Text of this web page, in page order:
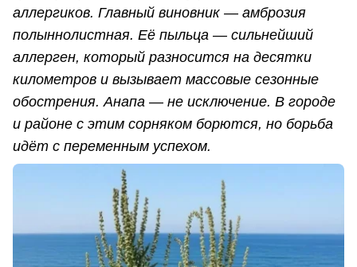
аллергиков. Главный виновник — амброзия
полыннолистная. Её пыльца — сильнейший
аллерген, который разносится на десятки
километров и вызывает массовые сезонные
обострения. Анапа — не исключение. В городе
и районе с этим сорняком борются, но борьба
идёт с переменным успехом.